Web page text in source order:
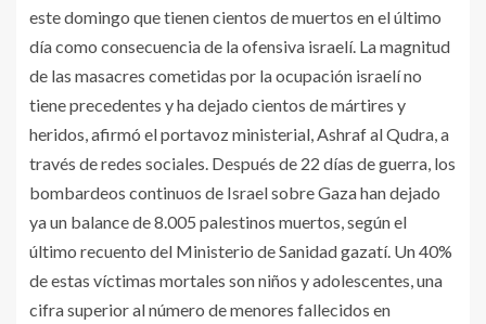
este domingo que tienen cientos de muertos en el último
día como consecuencia de la ofensiva israelí. La magnitud
de las masacres cometidas por la ocupación israelí no
tiene precedentes y ha dejado cientos de mártires y
heridos, afirmó el portavoz ministerial, Ashraf al Qudra, a
través de redes sociales. Después de 22 días de guerra, los
bombardeos continuos de Israel sobre Gaza han dejado
ya un balance de 8.005 palestinos muertos, según el
último recuento del Ministerio de Sanidad gazatí. Un 40%
de estas víctimas mortales son niños y adolescentes, una
cifra superior al número de menores fallecidos en